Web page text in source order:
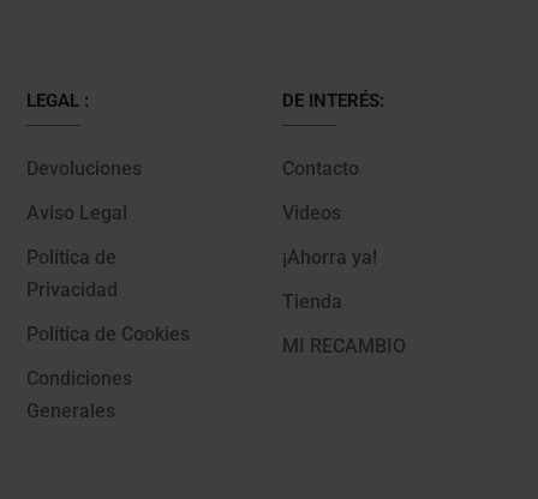
LEGAL :
Devoluciones
Aviso Legal
Política de
Privacidad
Política de Cookies
Condiciones
Generales
DE INTERÉS:
Contacto
Videos
¡Ahorra ya!
Tienda
MI RECAMBIO